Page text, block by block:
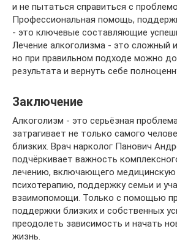
и не пытаться справиться с
Профессиональная помощь,
- это ключевые составляющие
Лечение алкоголизма - это сложный
но при правильном подходе можно
результата и вернуть себе
Заключение
Алкоголизм - это серьёзная
затрагивает не только самого
близких. Врач нарколог Панович
подчёркивает важность
лечению, включающего
психотерапию, поддержку семьи и
взаимопомощи. Только с помощью
поддержки близких и собственных
преодолеть зависимость и начать
жизнь.